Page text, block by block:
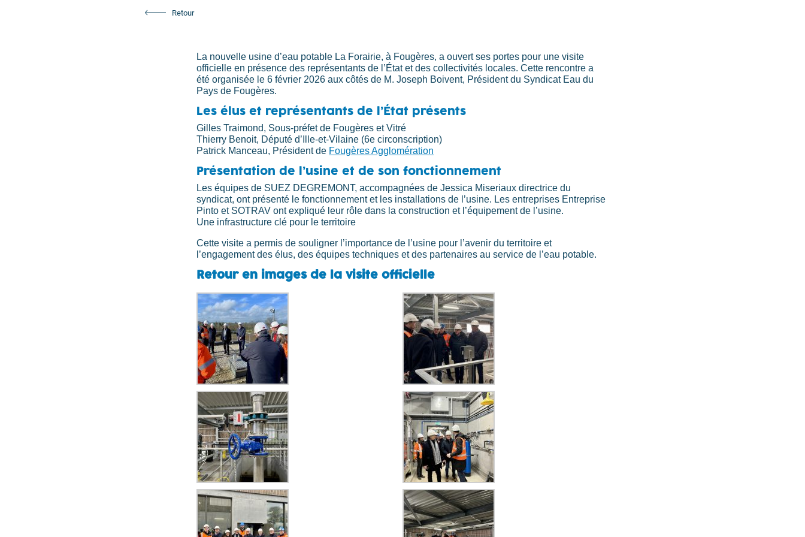
Retour
La nouvelle usine d’eau potable La Forairie, à Fougères, a ouvert ses portes pour une visite
officielle en présence des représentants de l’État et des collectivités locales. Cette rencontre a
été organisée le 6 février 2026 aux côtés de M. Joseph Boivent, Président du Syndicat Eau du
Pays de Fougères.
Les élus et représentants de l’État présents
Gilles Traimond, Sous-préfet de Fougères et Vitré
Thierry Benoit, Député d’Ille-et-Vilaine (6e circonscription)
Patrick Manceau, Président de Fougères Agglomération
Présentation de l’usine et de son fonctionnement
Les équipes de SUEZ DEGREMONT, accompagnées de Jessica Miseriaux directrice du
syndicat, ont présenté le fonctionnement et les installations de l’usine. Les entreprises Entreprise
Pinto et SOTRAV ont expliqué leur rôle dans la construction et l’équipement de l’usine.
Une infrastructure clé pour le territoire
Cette visite a permis de souligner l’importance de l’usine pour l’avenir du territoire et
l’engagement des élus, des équipes techniques et des partenaires au service de l’eau potable.
Retour en images de la visite officielle